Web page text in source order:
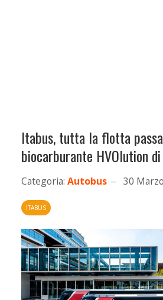
Itabus, tutta la flotta
biocarburante HVOlution
Categoria: Autobus 30
ITABUS